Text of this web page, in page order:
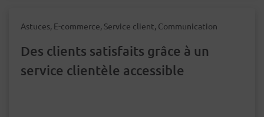
Astuces, E-commerce, Service client, Communication
Des clients satisfaits grâce à un
service clientèle accessible